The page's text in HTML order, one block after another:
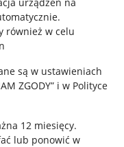
.
również w celu
są w ustawieniach
ZGODY” i w Polityce
12 miesięcy.
lub ponowić w